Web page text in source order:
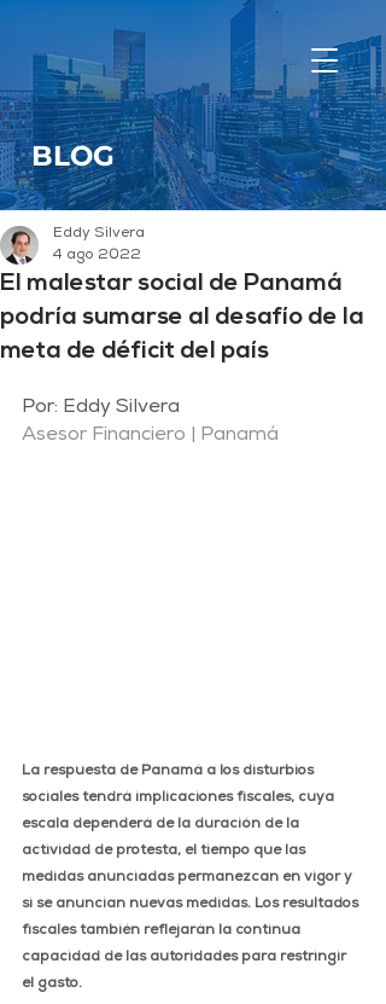
BLOG
El malestar social de Panamá
podría sumarse al desafío de la
meta de déficit del país
Eddy Silvera
4 ago 2022
Por: Eddy Silvera
Asesor Financiero | Panamá
La respuesta de Panamá a los disturbios
sociales tendrá implicaciones fiscales, cuya
escala dependerá de la duración de la
actividad de protesta, el tiempo que las
medidas anunciadas permanezcan en vigor y
si se anuncian nuevas medidas. Los resultados
fiscales también reflejarán la continua
capacidad de las autoridades para restringir
el gasto.